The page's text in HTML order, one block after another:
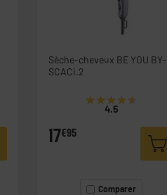
Sèche-cheveux BE YOU BY-
SCACi.2
★★★★★
★★★★★
4.5
17€95
Comparer